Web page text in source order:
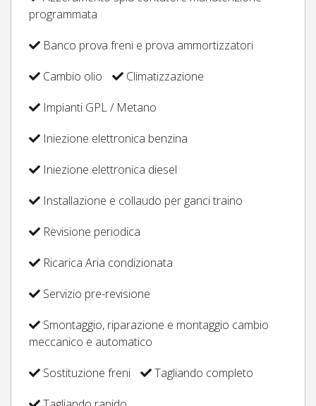
programmata
Banco prova freni e prova ammortizzatori
Cambio olio
Climatizzazione
Impianti GPL / Metano
Iniezione elettronica benzina
Iniezione elettronica diesel
Installazione e collaudo per ganci traino
Revisione periodica
Ricarica Aria condizionata
Servizio pre-revisione
Smontaggio, riparazione e montaggio cambio
meccanico e automatico
Sostituzione freni
Tagliando completo